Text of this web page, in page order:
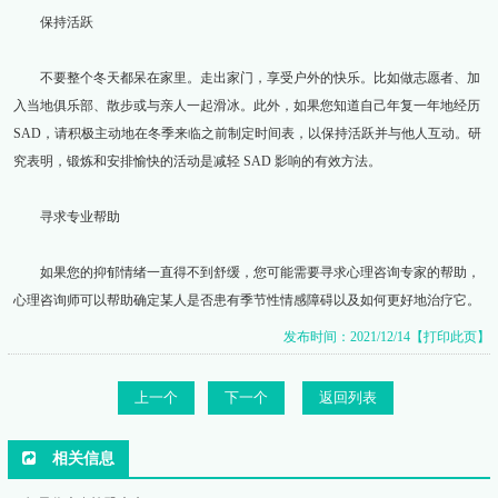
保持活跃
不要整个冬天都呆在家里。走出家门，享受户外的快乐。比如做志愿者、加
入当地俱乐部、散步或与亲人一起滑冰。此外，如果您知道自己年复一年地经历
SAD，请积极主动地在冬季来临之前制定时间表，以保持活跃并与他人互动。研
究表明，锻炼和安排愉快的活动是减轻 SAD 影响的有效方法。
寻求专业帮助
如果您的抑郁情绪一直得不到舒缓，您可能需要寻求心理咨询专家的帮助，
心理咨询师可以帮助确定某人是否患有季节性情感障碍以及如何更好地治疗它。
发布时间：2021/12/14 【打印此页】
上一个 下一个 返回列表
相关信息